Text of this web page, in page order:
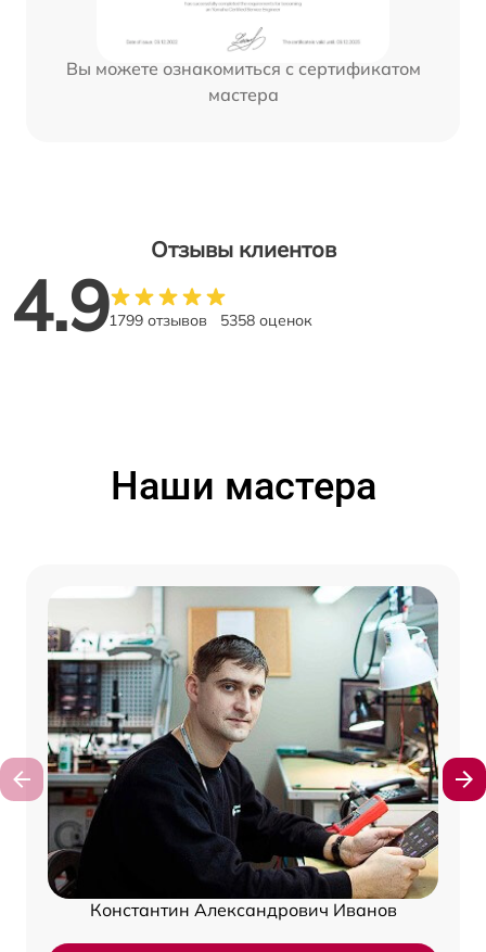
Вы можете ознакомиться с сертификатом
мастера
Отзывы клиентов
4.91799 отзывов 5358 оценок
Наши мастера
Константин Александрович Иванов